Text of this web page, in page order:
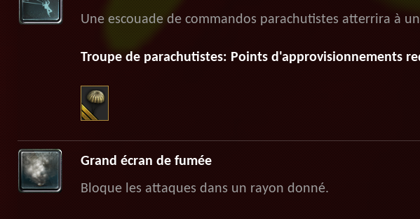
Une escouade de commandos parachutistes atterrira à
Troupe de parachutistes: Points d'approvisionnements
Grand écran de fumée
Bloque les attaques dans un rayon donné.